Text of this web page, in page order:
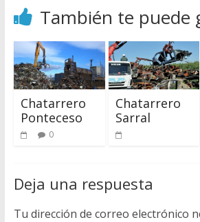
También te puede
Chatarrero
Ponteceso
0
Chatarrero
Sarral
Deja una respuesta
Tu dirección de correo electrónico